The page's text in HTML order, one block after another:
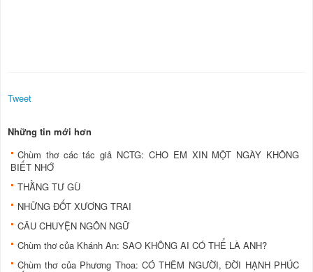
Tweet
Những tin mới hơn
Chùm thơ các tác giả NCTG: CHO EM XIN MỘT NGÀY KHÔNG
BIẾT NHỚ
THẰNG TƯ GÙ
NHỮNG ĐỐT XƯƠNG TRAI
CÂU CHUYỆN NGÔN NGỮ
Chùm thơ của Khánh An: SAO KHÔNG AI CÓ THỂ LÀ ANH?
Chùm thơ của Phương Thoa: CÓ THÊM NGƯỜI, ĐỜI HẠNH PHÚC